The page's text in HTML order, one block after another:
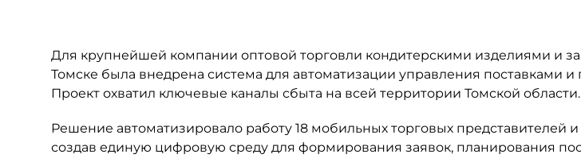
Для крупнейшей компании оптовой торговли кондитерскими изделиями и
Томске была внедрена система для автоматизации управления поставками
Проект охватил ключевые каналы сбыта на всей территории Томской области.
Решение автоматизировало работу 18 мобильных торговых представителей
создав единую цифровую среду для формирования заявок, планирования